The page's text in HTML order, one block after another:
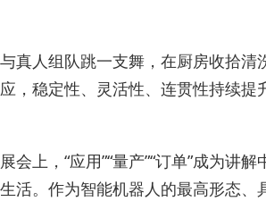
与真人组队跳一支舞，在厨房收拾清
应，稳定性、灵活性、连贯性持续提
展会上，“应用”“量产”“订单”成为
生活。作为智能机器人的最高形态